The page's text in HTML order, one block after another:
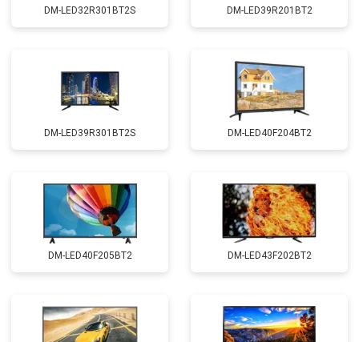
DM-LED32R301BT2S DM-LED39R201BT2
DM-LED39R301BT2S DM-LED40F204BT2
DM-LED40F205BT2 DM-LED43F202BT2